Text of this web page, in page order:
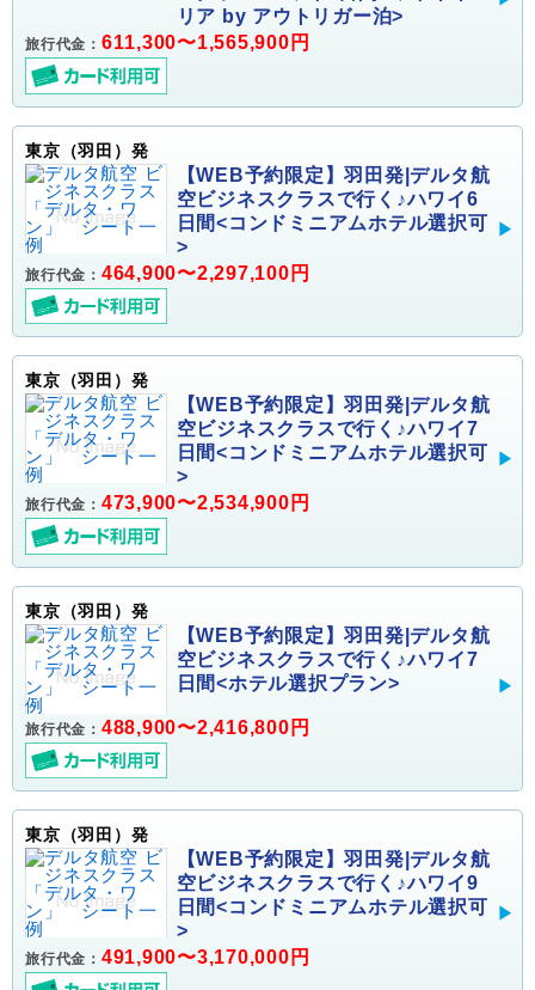
リア by アウトリガー泊>
旅行代金： 611,300〜1,565,900円
東京（羽田）発
【WEB予約限定】羽田発|デルタ航
空ビジネスクラスで行く♪ハワイ6
日間<コンドミニアムホテル選択可
>
旅行代金： 464,900〜2,297,100円
東京（羽田）発
【WEB予約限定】羽田発|デルタ航
空ビジネスクラスで行く♪ハワイ7
日間<コンドミニアムホテル選択可
>
旅行代金： 473,900〜2,534,900円
東京（羽田）発
【WEB予約限定】羽田発|デルタ航
空ビジネスクラスで行く♪ハワイ7
日間<ホテル選択プラン>
旅行代金： 488,900〜2,416,800円
東京（羽田）発
【WEB予約限定】羽田発|デルタ航
空ビジネスクラスで行く♪ハワイ9
日間<コンドミニアムホテル選択可
>
旅行代金： 491,900〜3,170,000円